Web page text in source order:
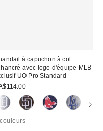
à capuchon à col
avec logo d'équipe MLB
UO Pro Standard